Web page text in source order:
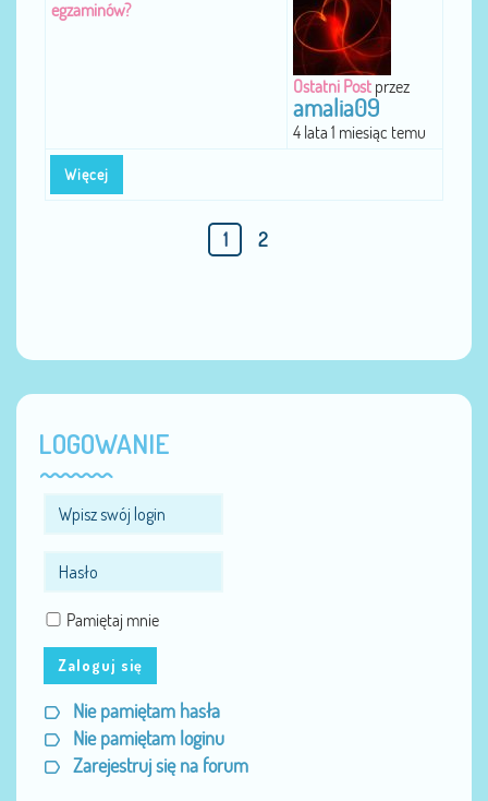
Więcej
egzaminów?
Ostatni Post przez
amalia09
4 lata 1 miesiąc temu
1 2
LOGOWANIE
Pamiętaj mnie
Zaloguj się
Nie pamiętam hasła
Nie pamiętam loginu
Zarejestruj się na forum